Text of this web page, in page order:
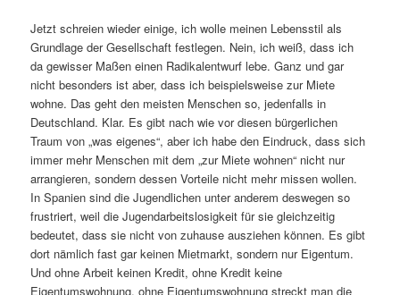
Jetzt schreien wieder einige, ich wolle meinen Lebensstil als
Grundlage der Gesellschaft festlegen. Nein, ich weiß, dass ich
da gewisser Maßen einen Radikalentwurf lebe. Ganz und gar
nicht besonders ist aber, dass ich beispielsweise zur Miete
wohne. Das geht den meisten Menschen so, jedenfalls in
Deutschland. Klar. Es gibt nach wie vor diesen bürgerlichen
Traum von „was eigenes“, aber ich habe den Eindruck, dass sich
immer mehr Menschen mit dem „zur Miete wohnen“ nicht nur
arrangieren, sondern dessen Vorteile nicht mehr missen wollen.
In Spanien sind die Jugendlichen unter anderem deswegen so
frustriert, weil die Jugendarbeitslosigkeit für sie gleichzeitig
bedeutet, dass sie nicht von zuhause ausziehen können. Es gibt
dort nämlich fast gar keinen Mietmarkt, sondern nur Eigentum.
Und ohne Arbeit keinen Kredit, ohne Kredit keine
Eigentumswohnung, ohne Eigentumswohnung streckt man die